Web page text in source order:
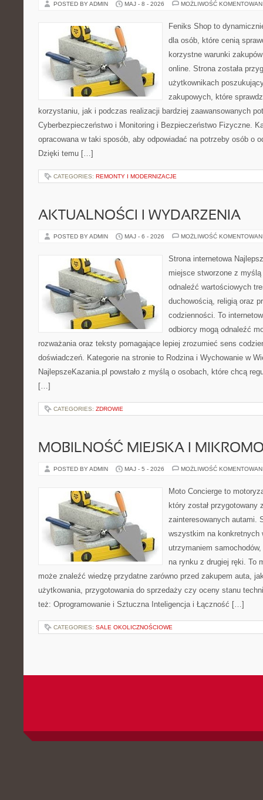
POSTED BY ADMIN MAJ - 8 - 2026 MOŻLIWOŚĆ
Feniks Shop to
dla osób, które cenią
korzystne warunki
online. Strona została
użytkownikach
zakupowych, które
korzystaniu, jak i podczas realizacji bardziej zaawansowanych
Cyberbezpieczeństwo i Monitoring i Bezpieczeństwo Fizyczne.
opracowana w taki sposób, aby odpowiadać na potrzeby osób o
Dzięki temu […]
CATEGORIES: REMONTY I MODERNIZACJE
AKTUALNOŚCI I WYDARZENIA
POSTED BY ADMIN MAJ - 6 - 2026 MOŻLIWOŚĆ
Strona internetowa
miejsce stworzone z
odnaleźć wartościowych
duchowością, religią oraz
codzienności. To
odbiorcy mogą odnaleźć
rozważania oraz teksty pomagające lepiej zrozumieć sens
doświadczeń. Kategorie na stronie to Rodzina i Wychowanie w
NajlepszeKazania.pl powstało z myślą o osobach, które chcą
[…]
CATEGORIES: ZDROWIE
MOBILNOŚĆ MIEJSKA I
POSTED BY ADMIN MAJ - 5 - 2026 MOŻLIWOŚĆ
Moto Concierge to
który został przygotowany
zainteresowanych autami.
wszystkim na konkretnych
utrzymaniem
na rynku z drugiej ręki. To
może znaleźć wiedzę przydatne zarówno przed zakupem auta,
użytkowania, przygotowania do sprzedaży czy oceny stanu
też: Oprogramowanie i Sztuczna Inteligencja i Łączność […]
CATEGORIES: SALE OKOLICZNOŚCIOWE